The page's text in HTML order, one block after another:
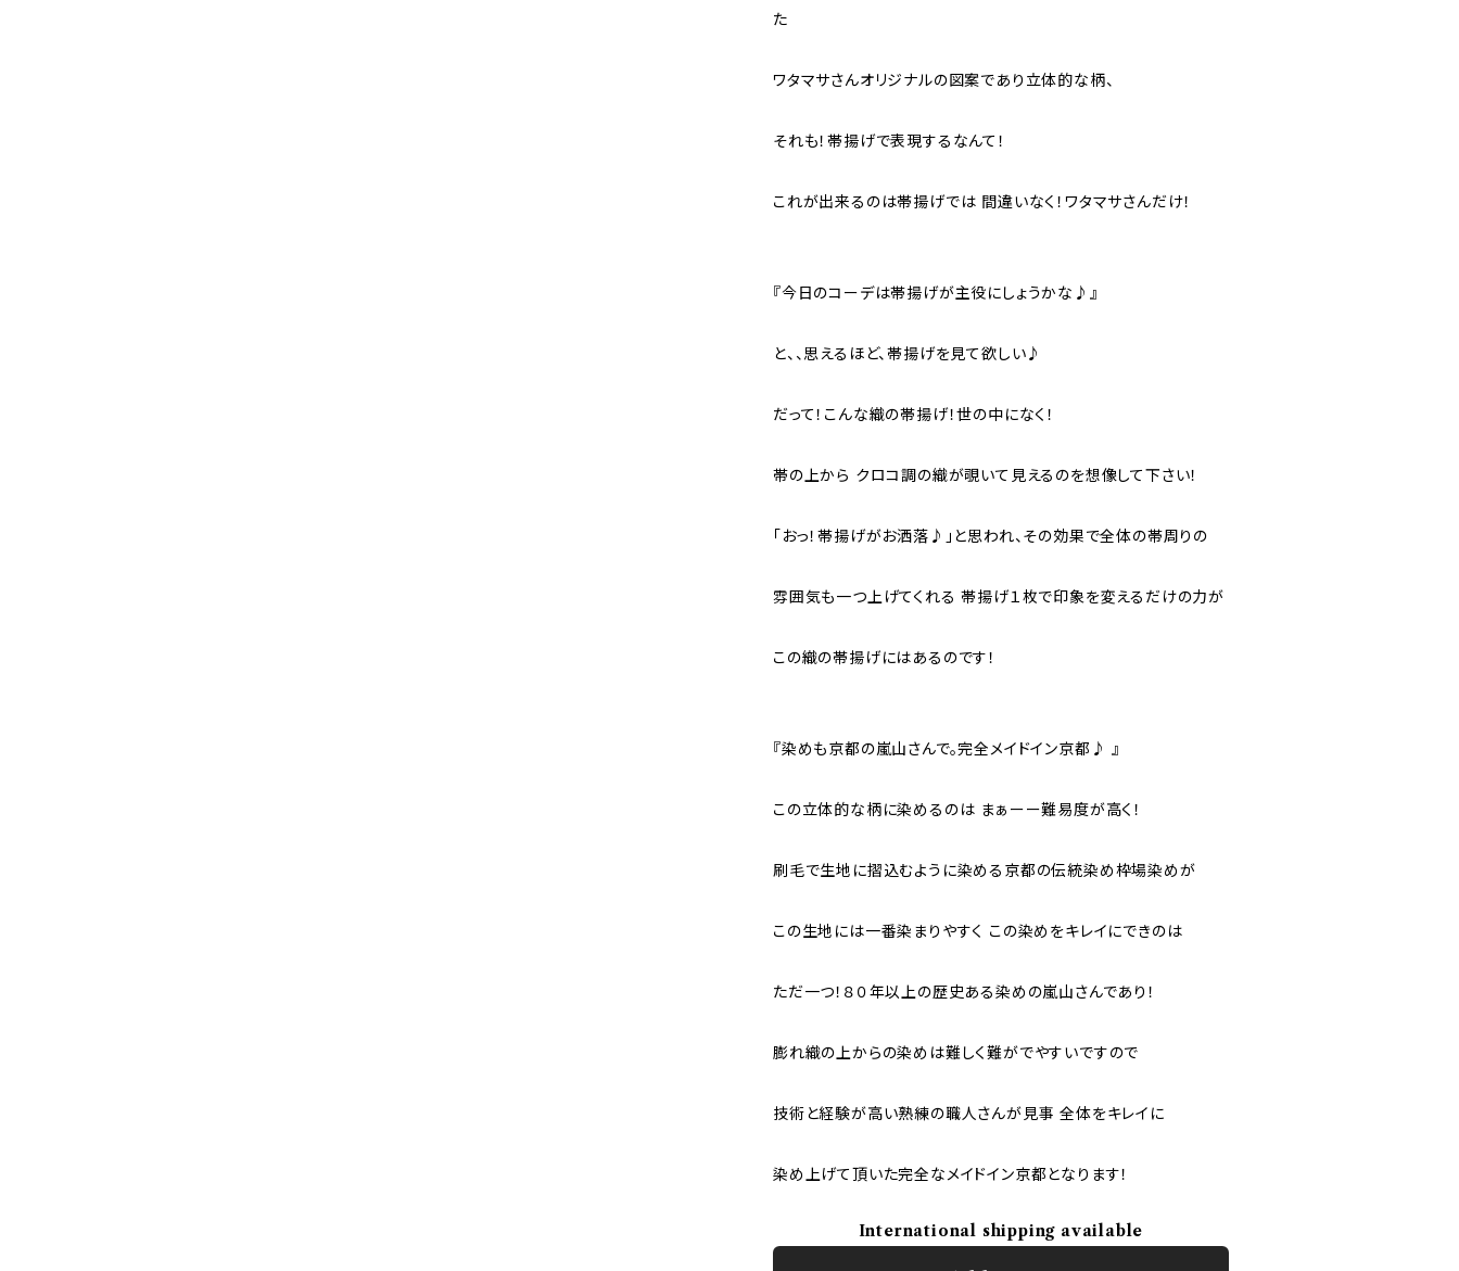
た
ワタマサさんオリジナルの図案であり立体的な柄、
それも！帯揚げで表現するなんて！
これが出来るのは帯揚げでは 間違いなく！ワタマサさんだけ！
『今日のコーデは帯揚げが主役にしょうかな♪』
と、、思えるほど、帯揚げを見て欲しい♪
だって！こんな織の帯揚げ！世の中になく！
帯の上から クロコ調の織が覗いて見えるのを想像して下さい！
「おっ！帯揚げがお洒落♪」と思われ、その効果で全体の帯周りの
雰囲気も一つ上げてくれる 帯揚げ１枚で印象を変えるだけの力が
この織の帯揚げにはあるのです！
『染めも京都の嵐山さんで。完全メイドイン京都♪ 』
この立体的な柄に染めるのは まぁーー難易度が高く！
刷毛で生地に摺込むように染める京都の伝統染め枠場染めが
この生地には一番染まりやすく この染めをキレイにできのは
ただ一つ！８０年以上の歴史ある染めの嵐山さんであり！
膨れ織の上からの染めは難しく難がでやすいですので
技術と経験が高い熟練の職人さんが見事 全体をキレイに
染め上げて頂いた完全なメイドイン京都となります！
International shipping available